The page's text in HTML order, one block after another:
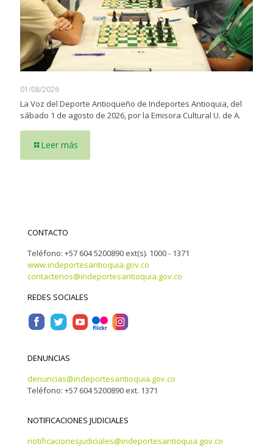
01/08/2026
La Voz del Deporte Antioqueño de Indeportes Antioquia, del
sábado 1 de agosto de 2026, por la Emisora Cultural U. de A.
Leer más
CONTACTO
Teléfono: +57 604 5200890 ext(s). 1000 - 1371
www.indeportesantioquia.gov.co
contactenos@indeportesantioquia.gov.co
REDES SOCIALES
DENUNCIAS
denuncias@indeportesantioquia.gov.co
Teléfono: +57 604 5200890 ext. 1371
NOTIFICACIONES JUDICIALES
notificacionesjudiciales@indeportesantioquia.gov.co